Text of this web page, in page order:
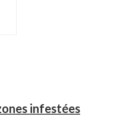
infestées